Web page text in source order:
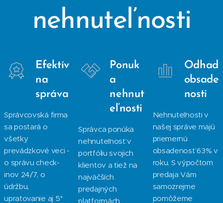
nehnuteľnosti
Efektív
na
správa
Správcovská firma
sa postará o
všetky
prevádzkové veci -
o správu check-
inov 24/7, o
údržbu,
upratovanie aj 5*
Ponuk
a
nehnut
eľnosti
Správca ponúka
nehnuteľnosť v
portfóliu svojich
klientov a tiež na
najväčších
predajných
platformách
Odhad
obsade
nosti
Nehnuteľnosti v
našej správe majú
priemernú
obsadenosť 63% v
roku. S výpočtom
predaja Vám
samozrejme
pomôžeme